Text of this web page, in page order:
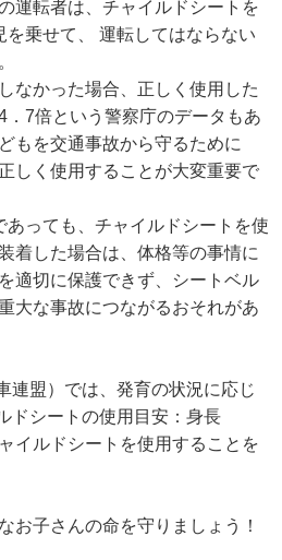
運転者は、チャイルドシートを
乗せて、 運転してはならない
なかった場合、正しく使用した
7倍という警察庁のデータもあ
もを交通事故から守るために
しく使用することが大変重要で
あっても、チャイルドシートを使
着した場合は、体格等の事情に
適切に保護できず、シートベル
大な事故につながるおそれがあ
連盟）では、発育の状況に応じ
ドシートの使用目安：身長
イルドシートを使用することを
お子さんの命を守りましょう！